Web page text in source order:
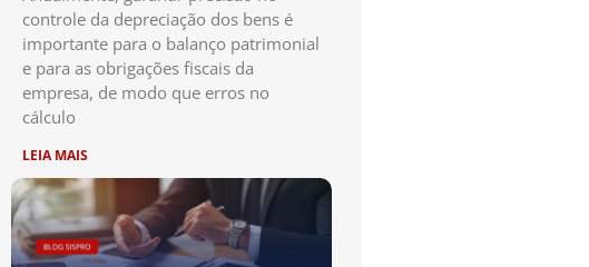
controle da depreciação dos bens é
importante para o balanço patrimonial
e para as obrigações fiscais da
empresa, de modo que erros no
cálculo
LEIA MAIS